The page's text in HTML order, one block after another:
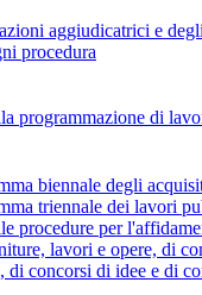
aggiudicatrici e
procedura
programmazione di
biennale degli
triennale dei lavori
procedure per
lavori e opere, di
di concorsi di idee e di